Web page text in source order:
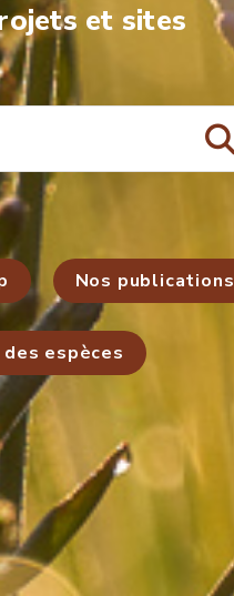
et sites
Nos publications
espèces